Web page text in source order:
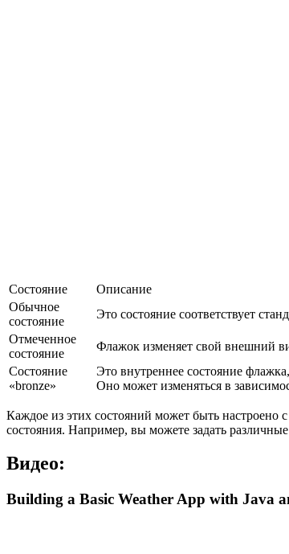
Состояние
Описание
Обычное
состояние
Это состояние соответствует
Отмеченное
состояние
Флажок изменяет свой внешний
Состояние
«bronze»
Это внутреннее состояние
Оно может изменяться в
Каждое из этих состояний может быть
состояния. Например, вы можете задать
Видео:
Building a Basic Weather App with